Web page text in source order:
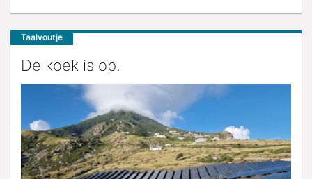
Taalvoutje
De koek is op.